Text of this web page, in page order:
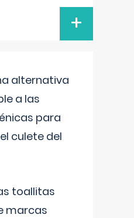
+
alternativa
a las
para
culete del
toallitas
marcas